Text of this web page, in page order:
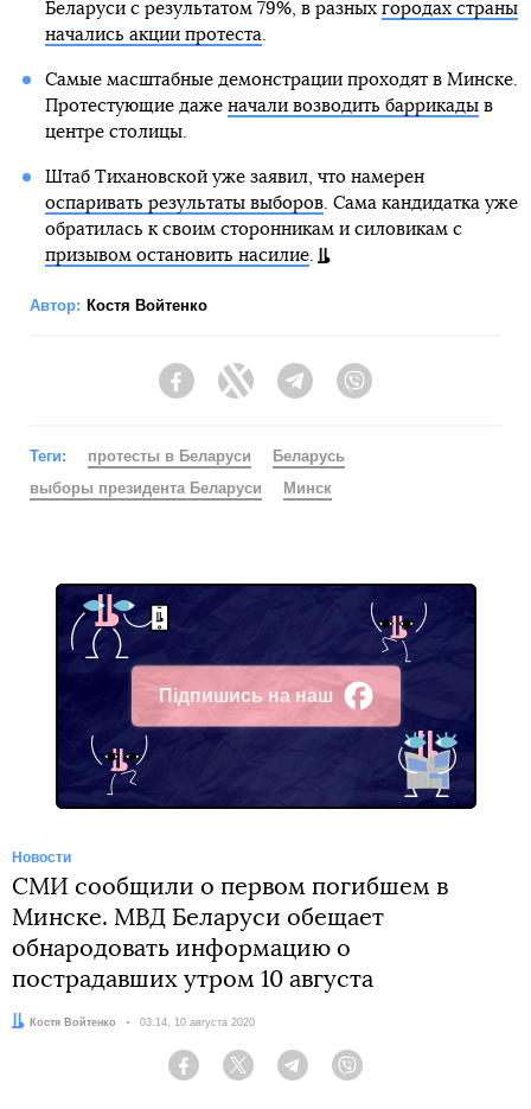
Беларуси с результатом 79%, в разных городах страны
начались акции протеста.
Самые масштабные демонстрации проходят в Минске.
Протестующие даже начали возводить баррикадыв
центре столицы.
Штаб Тихановской уже заявил, что намерен
оспаривать результаты выборов. Сама кандидатка уже
обратилась к своим сторонникам и силовикам с
призывом остановить насилие.
Автор: Костя Войтенко
FacebookTwitter Telegram
Теги: протесты в Беларуси
Беларусь
выборы президента Беларуси
Минск
Підпишись на наш
Facebook
Новости
СМИ сообщили о первом погибшем в
Минске. МВД Беларуси обещает
обнародовать информацию о
пострадавших утром 10 августа
Автор:Костя Войтенко Дата:
03:14, 10 августа 2020
Facebook Twitter Telegram